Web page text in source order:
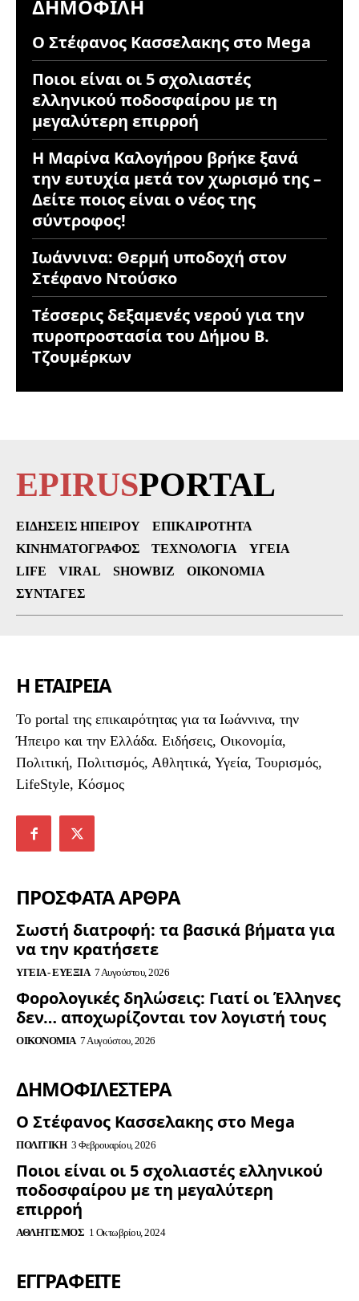
ΔΗΜΟΦΙΛΉ
Ο Στέφανος Κασσελακης στο Mega
Ποιοι είναι οι 5 σχολιαστές
ελληνικού ποδοσφαίρου με τη
μεγαλύτερη επιρροή
Η Μαρίνα Καλογήρου βρήκε ξανά
την ευτυχία μετά τον χωρισμό της –
Δείτε ποιος είναι ο νέος της
σύντροφος!
Ιωάννινα: Θερμή υποδοχή στον
Στέφανο Ντούσκο
Τέσσερις δεξαμενές νερού για την
πυροπροστασία του Δήμου Β.
Τζουμέρκων
EPIRUSPORTAL
ΕΙΔΉΣΕΙΣ ΗΠΕΊΡΟΥ
ΕΠΙΚΑΙΡΌΤΗΤΑ
ΚΙΝΗΜΑΤΟΓΡΆΦΟΣ
ΤΕΧΝΟΛΟΓΊΑ
ΥΓΕΊΑ
LIFE
VIRAL SHOWBIZ
ΟΙΚΟΝΟΜΊΑ
ΣΥΝΤΑΓΈΣ
Η ΕΤΑΙΡΕΙΑ
To portal της επικαιρότητας για τα Ιωάννινα, την
Ήπειρο και την Ελλάδα. Ειδήσεις, Οικονομία,
Πολιτική, Πολιτισμός, Αθλητικά, Υγεία, Τουρισμός,
LifeStyle, Κόσμος
ΠΡΟΣΦΑΤΑ ΑΡΘΡΑ
Σωστή διατροφή: τα βασικά βήματα για
να την κρατήσετε
ΥΓΕΊΑ - ΕΥΕΞΊΑ 7 Αυγούστου, 2026
Φορολογικές δηλώσεις: Γιατί οι Έλληνες
δεν… αποχωρίζονται τον λογιστή τους
ΟΙΚΟΝΟΜΊΑ 7 Αυγούστου, 2026
ΔΗΜΟΦΙΛΈΣΤΕΡΑ
Ο Στέφανος Κασσελακης στο Mega
ΠΟΛΙΤΙΚΉ 3 Φεβρουαρίου, 2026
Ποιοι είναι οι 5 σχολιαστές ελληνικού
ποδοσφαίρου με τη μεγαλύτερη
επιρροή
ΑΘΛΗΤΙΣΜΌΣ 1 Οκτωβρίου, 2024
ΕΓΓΡΑΦΕΊΤΕ